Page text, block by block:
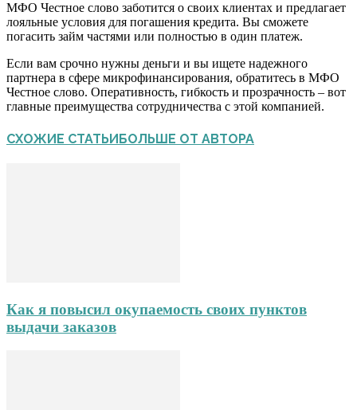
МФО Честное слово заботится о своих клиентах и предлагает
лояльные условия для погашения кредита. Вы сможете
погасить займ частями или полностью в один платеж.
Если вам срочно нужны деньги и вы ищете надежного
партнера в сфере микрофинансирования, обратитесь в МФО
Честное слово. Оперативность, гибкость и прозрачность – вот
главные преимущества сотрудничества с этой компанией.
СХОЖИЕ СТАТЬИБОЛЬШЕ ОТ АВТОРА
Как я повысил окупаемость своих пунктов
выдачи заказов